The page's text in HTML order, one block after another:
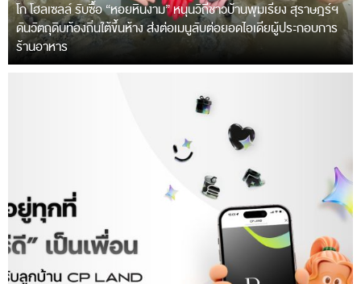
โก โฮลเซลล์ รับซื้อ “หอยหินงาม” หนุนวิถีชาวบ้านพุมเรียง สุราษฎร์ฯ
ดันวัตถุดิบท้องถิ่นใต้ขึ้นห้าง ส่งต่อเมนูลับต่อยอดไอเดียผู้ประกอบการ
ร้านอาหาร